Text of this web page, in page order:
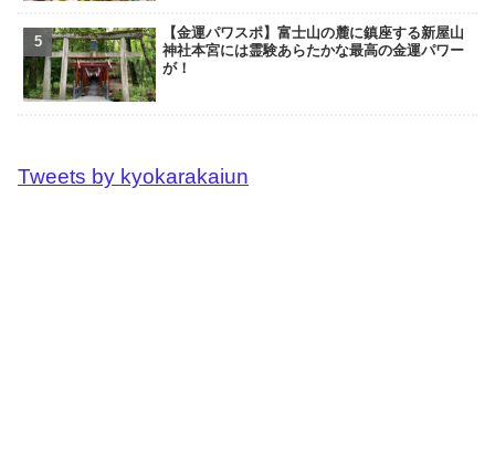
【金運パワスポ】富士山の麓に鎮座する新屋山
神社本宮には霊験あらたかな最高の金運パワー
が！
Tweets by kyokarakaiun